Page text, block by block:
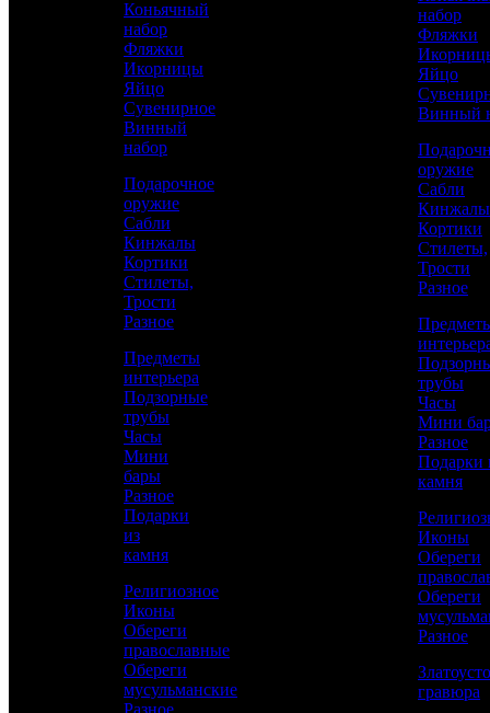
Аристократ
Яйцо Сувенирное
35 100 р.
Сравнить товар
Рассчитать доставку СДЭК
РАССЧИТАТЬ
Коньячный
набор
Фляжки
Икорницы
Яйцо
Сувенирное
Винный
набор
Подарочное
оружие
Сабли
Кинжалы
Кортики
Стилеты,
Трости
Разное
Предметы
интерьера
Подзорные
трубы
Часы
Мини
бары
Разное
Подарки
из
камня
Религиозное
Иконы
Обереги
православные
Обереги
мусульманские
Разное
набор
Фляжки
Яйцо
Винный
оружие
Сабли
Кинжалы
Кортики
Стилеты,
Трости
Разное
трубы
Часы
Мини
Разное
Подарки
камня
Иконы
Обереги
Обереги
Разное
гравюра